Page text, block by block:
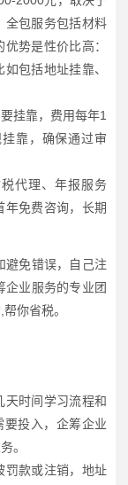
全包服务包括材料
势是性价比高：
包括地址挂靠、
挂靠，费用每年1
靠，确保通过审
代理、年报服务
年免费咨询，长期
避免错误，自己注
企业服务的专业团
你省税。
天时间学习流程和
投入，企筹企业
。
罚款或注销，地址